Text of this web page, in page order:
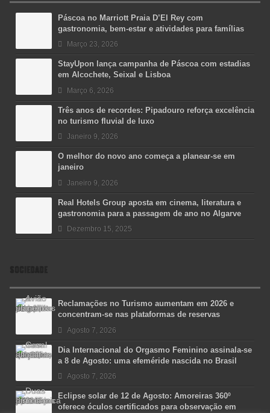
Páscoa no Marriott Praia D’El Rey com
gastronomia, bem-estar e atividades para famílias
Março 23, 2026
StayUpon lança campanha de Páscoa com estadias
em Alcochete, Seixal e Lisboa
Março 6, 2026
Três anos de recordes: Pipadouro reforça excelência
no turismo fluvial de luxo
Janeiro 9, 2026
O melhor do novo ano começa a planear-se em
janeiro
Janeiro 9, 2026
Real Hotels Group aposta em cinema, literatura e
gastronomia para a passagem de ano no Algarve
Dezembro 15, 2025
SOCIEDADE
Reclamações no Turismo aumentam em 2026 e
concentram-se nas plataformas de reservas
Agosto 7, 2026
Dia Internacional do Orgasmo Feminino assinala-se
a 8 de Agosto: uma efeméride nascida no Brasil
Agosto 7, 2026
Eclipse solar de 12 de Agosto: Amoreiras 360º
oferece óculos certificados para observação em